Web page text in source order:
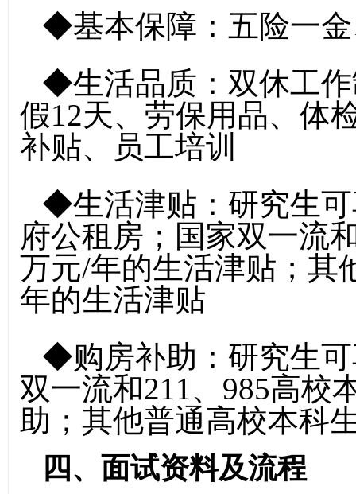
◆基本保障：五险一
◆生活品质：双休工
假12天、劳保用品、体
补贴、员工培训
◆生活津贴：研究生
府公租房；国家双一流
万元/年的生活津贴；其
年的生活津贴
◆购房补助：研究生
双一流和211、985高校
助；其他普通高校本科
四 、面试资料及流程